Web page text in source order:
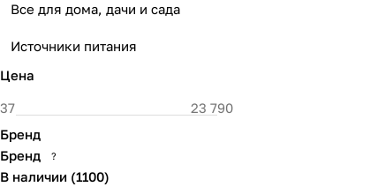
Все для дома, дачи и сада
Источники питания
Цена
Бренд
Бренд
?
В наличии (1100)